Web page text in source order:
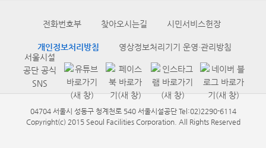
전화번호부 찾아오시는길 시민서비스헌장
개인정보처리방침
영상정보처리기기 운영·관리방침
서울시설
공단 공식
SNS
04704 서울시 성동구 청계천로 540 서울시설공단 Tel:02)2290-6114
Copyright(c) 2015 Seoul Facilities Corporation. All Rights Reserved